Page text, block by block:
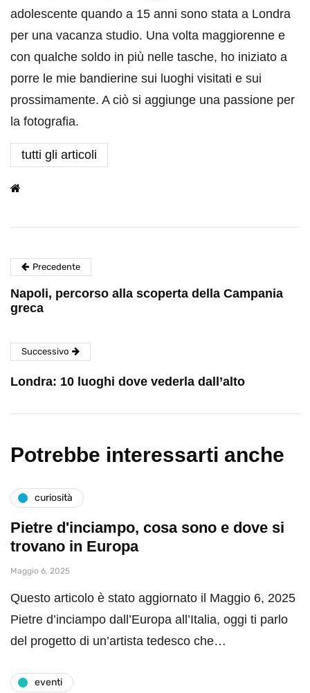
adolescente quando a 15 anni sono stata a Londra
per una vacanza studio. Una volta maggiorenne e
con qualche soldo in più nelle tasche, ho iniziato a
porre le mie bandierine sui luoghi visitati e sui
prossimamente. A ciò si aggiunge una passione per
la fotografia.
tutti gli articoli
Precedente
Napoli, percorso alla scoperta della Campania
greca
Successivo
Londra: 10 luoghi dove vederla dall’alto
Potrebbe interessarti anche
curiosità
Pietre d'inciampo, cosa sono e dove si
trovano in Europa
Maggio 6, 2025
Questo articolo è stato aggiornato il Maggio 6, 2025
Pietre d’inciampo dall’Europa all’Italia, oggi ti parlo
del progetto di un’artista tedesco che…
eventi